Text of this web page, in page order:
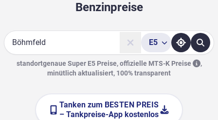
Benzinpreise
Suche
E5
standortgenaue Super E5 Preise, offizielle MTS-K Preise
,
minütlich aktualisiert, 100% transparent
Tanken zum BESTEN PREIS
– Tankpreise-App kostenlos